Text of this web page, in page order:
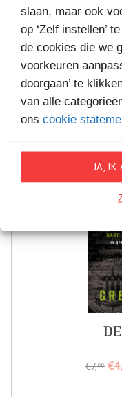
slaan, maar ook
op ‘Zelf instellen’
de cookies die we
voorkeuren
doorgaan’ te
van alle
ons cookie
JA, IK
€7,99